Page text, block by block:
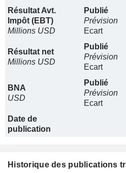
Résultat Avt.
Impôt (EBT)
Millions USD
Publié
Prévision
Ecart
Résultat net
Millions USD
Publié
Prévision
Ecart
BNA
USD
Publié
Prévision
Ecart
Date de
publication
Historique des publications